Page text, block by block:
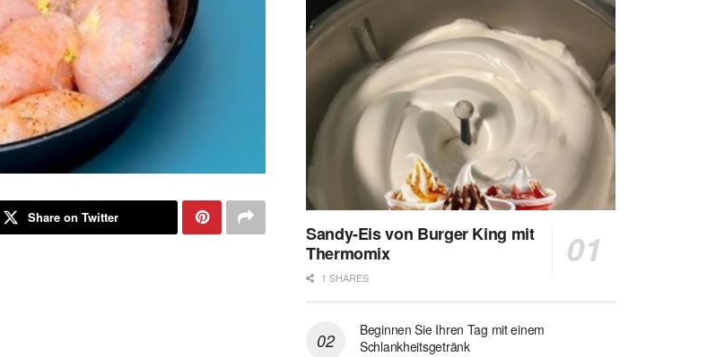
Share on Twitter
Sandy-Eis von Burger King mit
Thermomix
1 SHARES
Beginnen Sie Ihren Tag mit einem
Schlankheitsgetränk